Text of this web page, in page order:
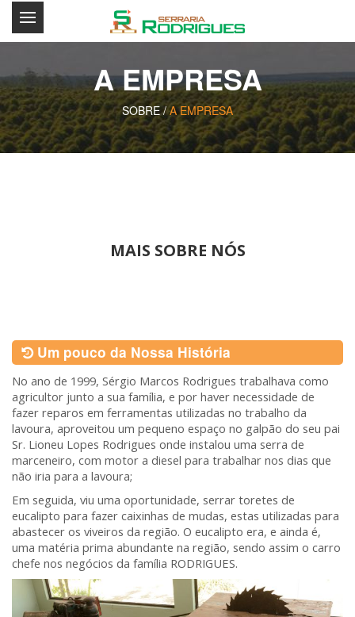
A EMPRESA
SOBRE /A EMPRESA
MAIS SOBRE NÓS
Um pouco da Nossa História
No ano de 1999, Sérgio Marcos Rodrigues trabalhava como
agricultor junto a sua família, e por haver necessidade de
fazer reparos em ferramentas utilizadas no trabalho da
lavoura, aproveitou um pequeno espaço no galpão do seu pai
Sr. Lioneu Lopes Rodrigues onde instalou uma serra de
marceneiro, com motor a diesel para trabalhar nos dias que
não iria para a lavoura;
Em seguida, viu uma oportunidade, serrar toretes de
eucalipto para fazer caixinhas de mudas, estas utilizadas para
abastecer os viveiros da região. O eucalipto era, e ainda é,
uma matéria prima abundante na região, sendo assim o carro
chefe nos negócios da família RODRIGUES.